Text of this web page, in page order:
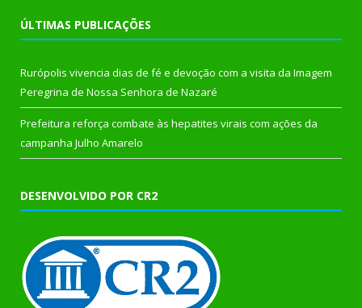
ÚLTIMAS PUBLICAÇÕES
Rurópolis vivencia dias de fé e devoção com a visita da Imagem
Peregrina de Nossa Senhora de Nazaré
Prefeitura reforça combate às hepatites virais com ações da
campanha Julho Amarelo
DESENVOLVIDO POR CR2